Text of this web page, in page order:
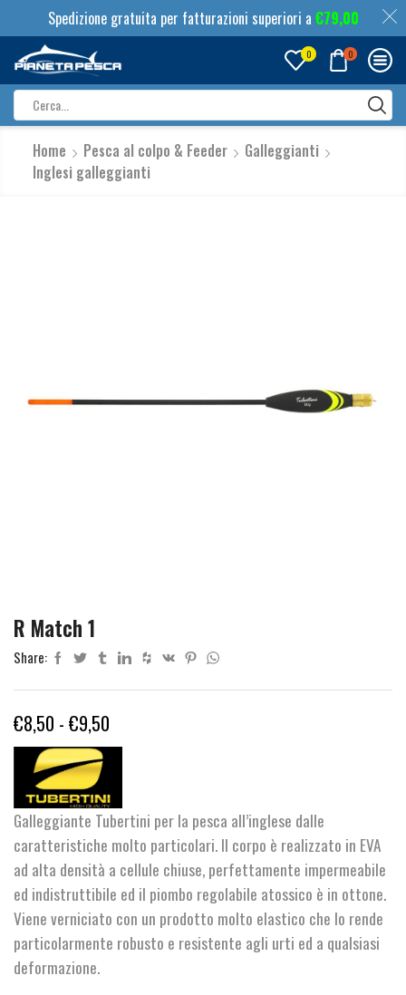
Spedizione gratuita per fatturazioni superiori a €79,00
0 0
input
Home Pesca al colpo & Feeder
Galleggianti
Inglesi galleggianti
R Match 1
Share:
€8,50 - €9,50
di
da
€8,50
a
€9,50
Galleggiante Tubertini per la pesca all’inglese dalle
caratteristiche molto particolari. Il corpo è realizzato in EVA
ad alta densità a cellule chiuse, perfettamente impermeabile
ed indistruttibile ed il piombo regolabile atossico è in ottone.
Viene verniciato con un prodotto molto elastico che lo rende
particolarmente robusto e resistente agli urti ed a qualsiasi
deformazione.